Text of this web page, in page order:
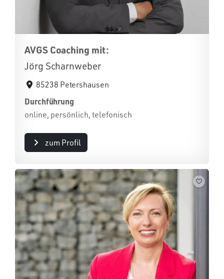
AVGS Coaching mit:
Jörg Scharnweber
85238 Petershausen
Durchführung
online, persönlich, telefonisch
zum Profil